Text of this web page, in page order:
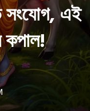
সংযোগ, এই
কপাল!